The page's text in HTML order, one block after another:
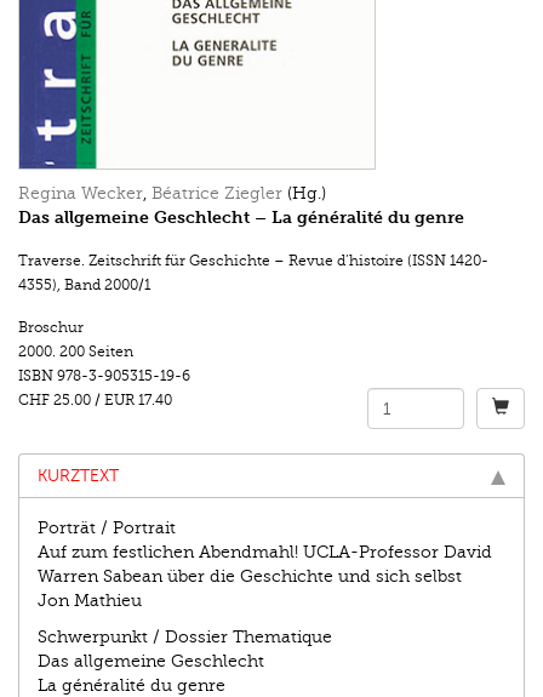
Regina Wecker, Béatrice Ziegler (Hg.)
Das allgemeine Geschlecht – La généralité du genre
Traverse. Zeitschrift für Geschichte – Revue d’histoire (ISSN 1420-
4355), Band 2000/1
Broschur
2000. 200 Seiten
ISBN 978-3-905315-19-6
CHF 25.00 / EUR 17.40
KURZTEXT
Porträt / Portrait
Auf zum festlichen Abendmahl! UCLA-Professor David
Warren Sabean über die Geschichte und sich selbst
Jon Mathieu
Schwerpunkt / Dossier Thematique
Das allgemeine Geschlecht
La généralité du genre